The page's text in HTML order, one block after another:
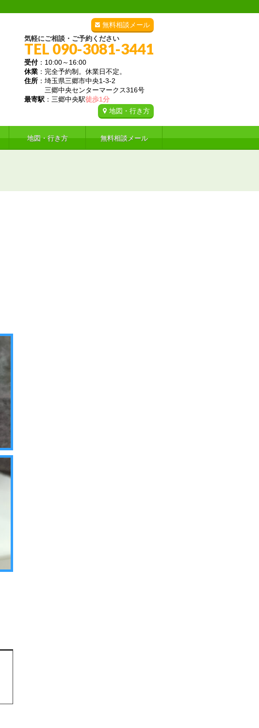
無料相談メール
気軽にご相談・ご予約ください
TEL 090-3081-3441
受付：10:00～16:00
休業 ：完全予約制。休業日不定。
住所 ：埼玉県三郷市中央1-3-2
三郷中央センターマークス316号
最寄駅 ：三郷中央駅徒歩1分
地図・行き方
地図・行き方 無料相談メール